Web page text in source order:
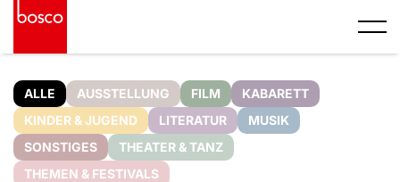
ALLE AUSSTELLUNG FILM
KABARETT
KINDER & JUGEND
LITERATUR
MUSIK
SONSTIGES
THEATER & TANZ
THEMEN & FESTIVALS